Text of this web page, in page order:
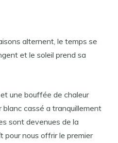
alternent, le temps se
et le soleil prend sa
une bouffée de chaleur
cassé a tranquillement
sont devenues de la
pour nous offrir le premier